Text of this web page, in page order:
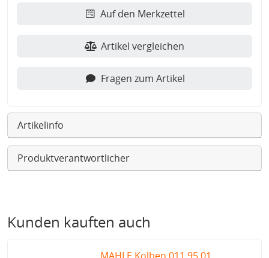
Auf den Merkzettel
Artikel vergleichen
Fragen zum Artikel
Artikelinfo
Produktverantwortlicher
Kunden kauften auch